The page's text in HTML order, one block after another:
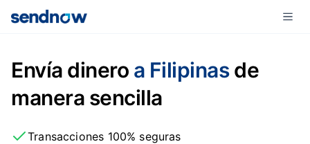
Envía dinero a Filipinasde
manera sencilla
Transacciones 100% seguras